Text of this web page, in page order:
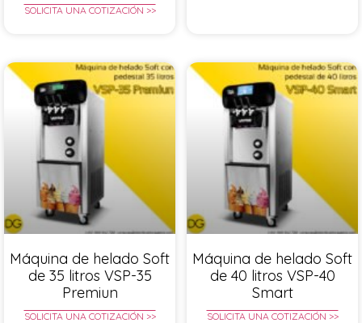
SOLICITA UNA COTIZACIÓN >>
Máquina de helado Soft
de 35 litros VSP-35
Premiun
SOLICITA UNA COTIZACIÓN >>
Máquina de helado Soft
de 40 litros VSP-40
Smart
SOLICITA UNA COTIZACIÓN >>